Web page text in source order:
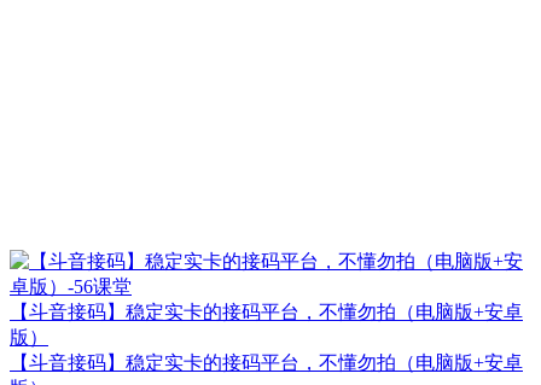
【斗音接码】稳定实卡的接码平台，不懂勿拍（电脑版+安卓
版）
【斗音接码】稳定实卡的接码平台，不懂勿拍（电脑版+安卓